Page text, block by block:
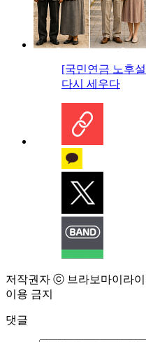
[국민연금 노후
다시 세우다
저작권자 ⓒ 브라보마이라
이용 금지
댓글